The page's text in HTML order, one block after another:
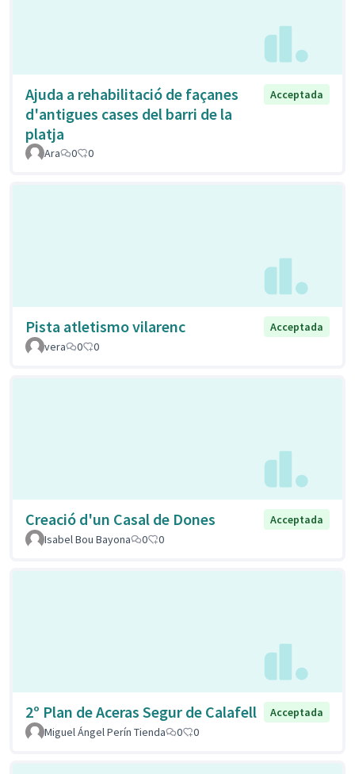
Ajuda a rehabilitació de façanes
d'antigues cases del barri de la
platja
Acceptada
Ara 0 0
Pista atletismo vilarenc
Acceptada
vera
0 0
Creació d'un Casal de Dones
Acceptada
Isabel Bou Bayona
0 0
2º Plan de Aceras Segur de Calafell
Acceptada
Miguel Ángel Perín Tienda
0 0